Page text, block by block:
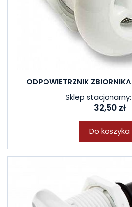
ODPOWIETRZNIK
Sklep stacjonarny:
32,50 zł
Do koszyka